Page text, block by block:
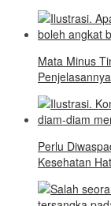
Mata Minus
Penjelasannya
Perlu
Kesehatan